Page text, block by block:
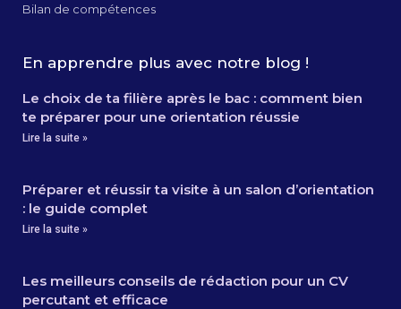
Bilan de compétences
En apprendre plus avec notre blog !
Le choix de ta filière après le bac : comment bien
te préparer pour une orientation réussie
Lire la suite »
Préparer et réussir ta visite à un salon d’orientation
: le guide complet
Lire la suite »
Les meilleurs conseils de rédaction pour un CV
percutant et efficace